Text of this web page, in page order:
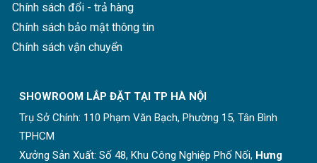
Dưới đây là tổng hợp một số
Phòng Kháchđã được thực hiện bởi Hòa Phát. Hi vọng
với những mẫu dưới đây, các bạn có thể lựa chọn được
Chính sách đổi - trả hàng
Chính sách bảo mật thông tin
Chính sách vận chuyển
SHOWROOM LẮP ĐẶT TẠI TP HÀ NỘI
Trụ Sở Chính: 110 Phạm Văn Bạch, Phường 15, Tân Bình
TPHCM
Xưởng Sản Xuất: Số 48, Khu Công Nghiệp Phố Nối, Hưng